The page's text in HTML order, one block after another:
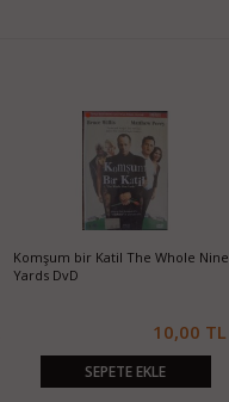
Komşum bir Katil The Whole Nine
Yards DvD
10,00 TL
SEPETE EKLE